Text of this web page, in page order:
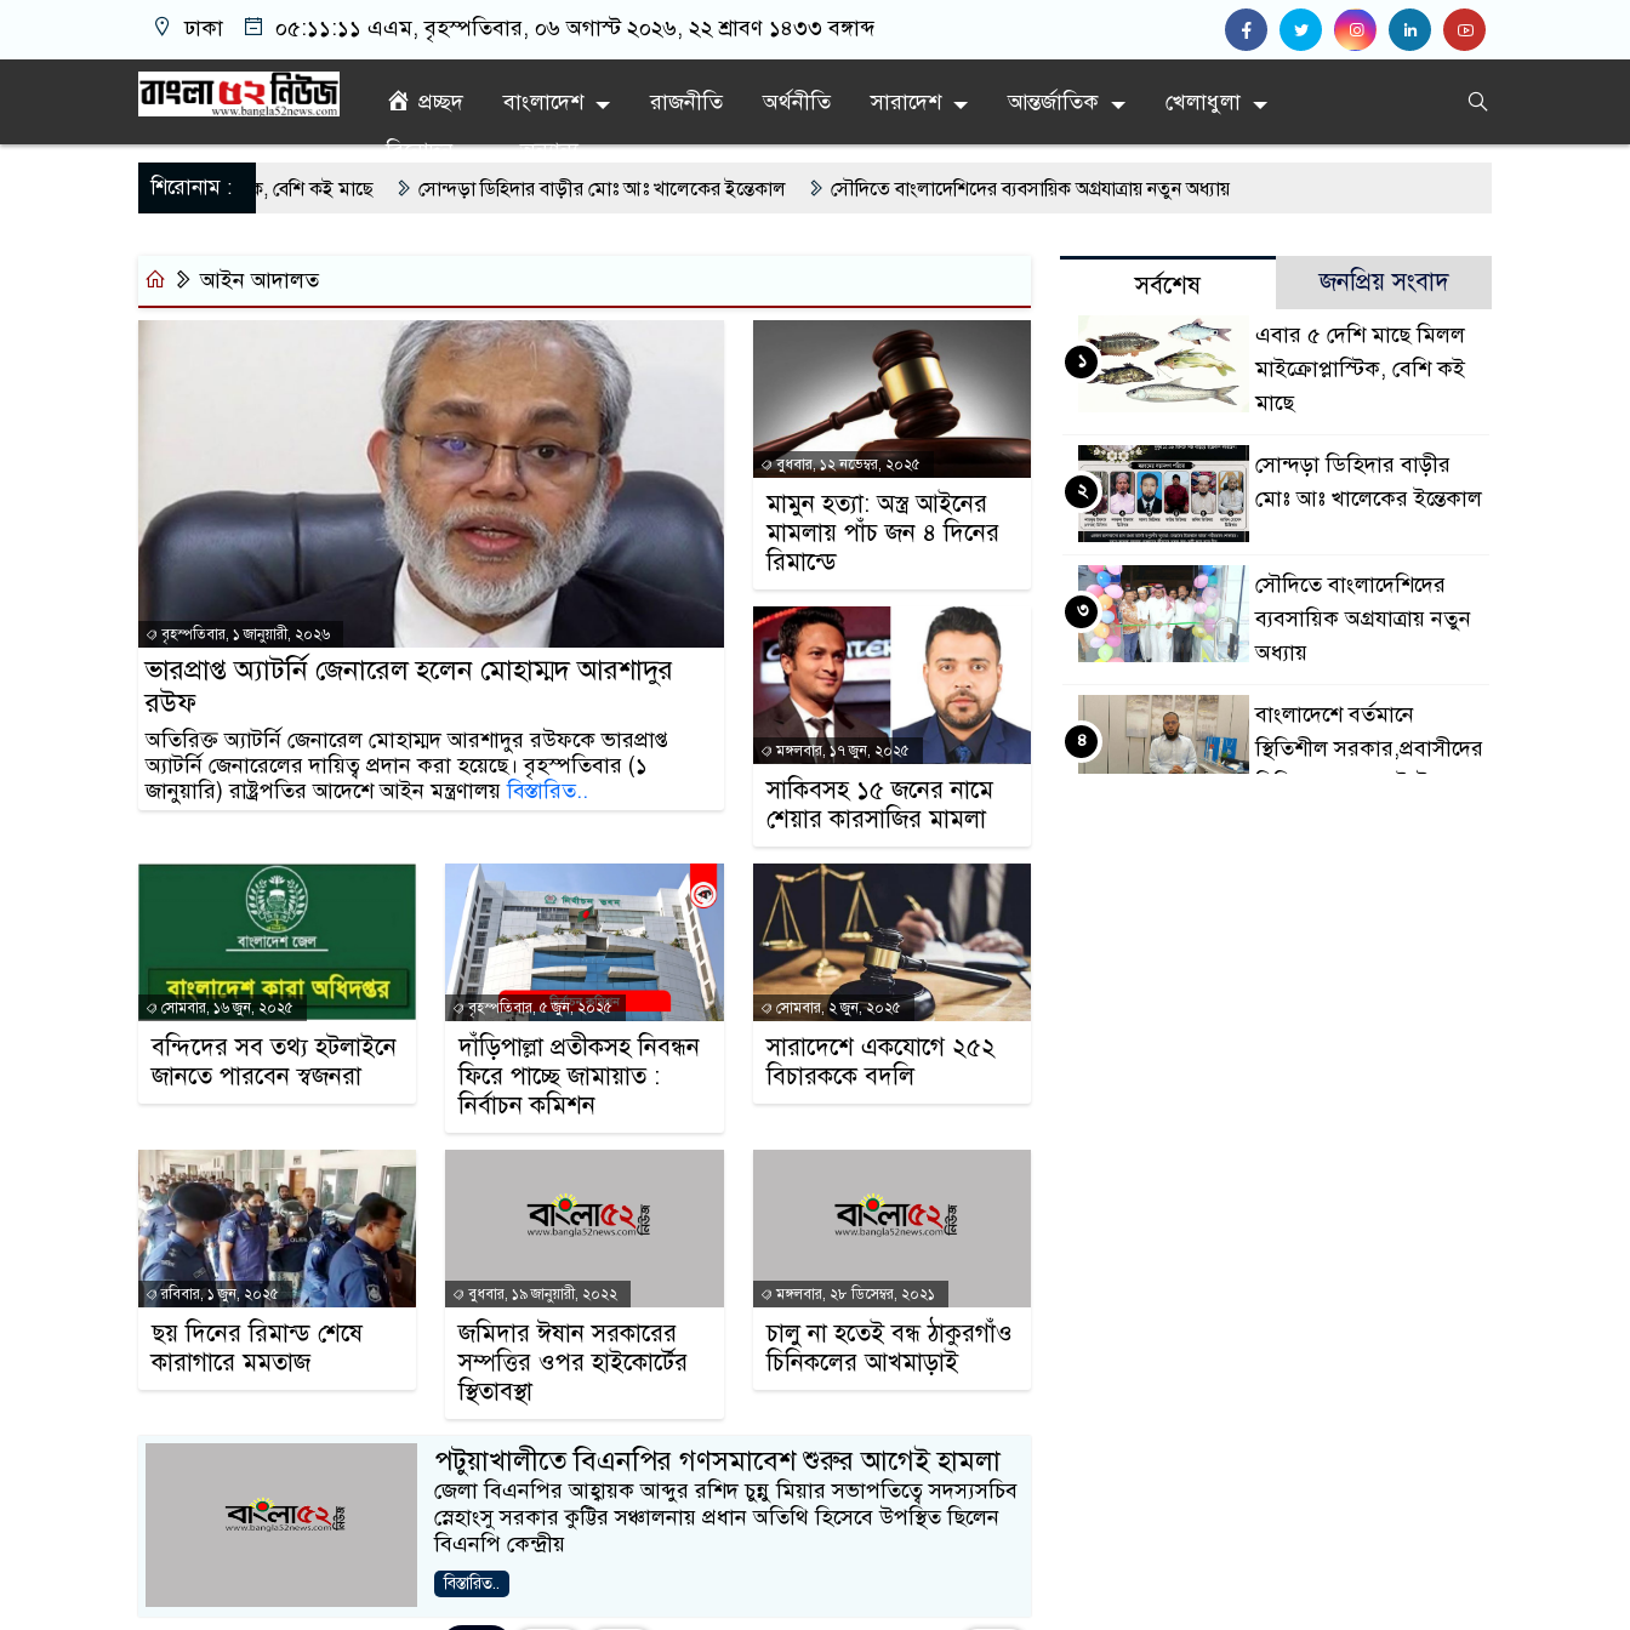
ঢাকা ০৫:১১:১১ এএম, বৃহস্পতিবার, ০৬ অগাস্ট ২০২৬, ২২ শ্রাবণ ১৪৩৩ বঙ্গাব্দ
প্রচ্ছদ বাংলাদেশ রাজনীতি অর্থনীতি সারাদেশ আন্তর্জাতিক
খেলাধুলা
বিনোদন
অন্যান্য
শিরোনাম :
মাছে মিলল মাইক্রোপ্লাস্টিক, বেশি কই মাছে সোন্দড়া ডিহিদার বাড়ীর মোঃ আঃ খালেকের ইন্তেকাল সৌদিতে বাংলাদেশিদের ব্যবসায়িক অগ্রযাত্রায় নতুন অধ্যায়
নিচে গাঁজার ড্রাম, মাদক কারবারি আটক
অবৈধ লেনদেনে জড়িয়ে পড়ছে স্থানীয় বিকাশ এজেন্ট; ক্ষুব্ধ এলাকাবাসী।। জিয়ানগরের বলেশ্বর নদীতে যৌথ অভিযানে ৩টি অবৈধ বাঁধা জাল জব্দ
আইন আদালত
বৃহস্পতিবার, ১ জানুয়ারী, ২০২৬
ভারপ্রাপ্ত অ্যাটর্নি জেনারেল হলেন মোহাম্মদ আরশাদুর
রউফ
অতিরিক্ত অ্যাটর্নি জেনারেল মোহাম্মদ আরশাদুর রউফকে ভারপ্রাপ্ত
অ্যাটর্নি জেনারেলের দায়িত্ব প্রদান করা হয়েছে। বৃহস্পতিবার (১
জানুয়ারি) রাষ্ট্রপতির আদেশে আইন মন্ত্রণালয়বিস্তারিত..
বুধবার, ১২ নভেম্বর, ২০২৫
মামুন হত্যা: অস্ত্র আইনের
মামলায় পাঁচ জন ৪ দিনের
রিমান্ডে
মঙ্গলবার, ১৭ জুন, ২০২৫
সাকিবসহ ১৫ জনের নামে
শেয়ার কারসাজির মামলা
সোমবার, ১৬ জুন, ২০২৫
বন্দিদের সব তথ্য হটলাইনে
জানতে পারবেন স্বজনরা
বৃহস্পতিবার, ৫ জুন, ২০২৫
দাঁড়িপাল্লা প্রতীকসহ নিবন্ধন
ফিরে পাচ্ছে জামায়াত :
নির্বাচন কমিশন
সোমবার, ২ জুন, ২০২৫
সারাদেশে একযোগে ২৫২
বিচারককে বদলি
রবিবার, ১ জুন, ২০২৫
ছয় দিনের রিমান্ড শেষে
কারাগারে মমতাজ
বুধবার, ১৯ জানুয়ারী, ২০২২
জমিদার ঈষান সরকারের
সম্পত্তির ওপর হাইকোর্টের
স্থিতাবস্থা
মঙ্গলবার, ২৮ ডিসেম্বর, ২০২১
চালু না হতেই বন্ধ ঠাকুরগাঁও
চিনিকলের আখমাড়াই
পটুয়াখালীতে বিএনপির গণসমাবেশ শুরুর আগেই হামলা
জেলা বিএনপির আহ্বায়ক আব্দুর রশিদ চুন্নু মিয়ার সভাপতিত্বে সদস্যসচিব
স্নেহাংসু সরকার কুট্টির সঞ্চালনায় প্রধান অতিথি হিসেবে উপস্থিত ছিলেন
বিএনপি কেন্দ্রীয়
বিস্তারিত..
সর্বশেষ জনপ্রিয় সংবাদ
এবার ৫ দেশি মাছে মিলল
মাইক্রোপ্লাস্টিক, বেশি কই
মাছে
১
সোন্দড়া ডিহিদার বাড়ীর
মোঃ আঃ খালেকের ইন্তেকাল
২
সৌদিতে বাংলাদেশিদের
ব্যবসায়িক অগ্রযাত্রায় নতুন
অধ্যায়
৩
বাংলাদেশে বর্তমানে
স্থিতিশীল সরকার,প্রবাসীদের
বিনিয়োগের এখনই উপযুক্ত
৪